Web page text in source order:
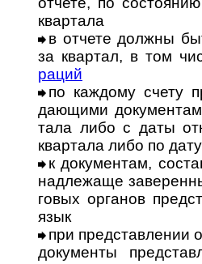
квар­тала
в отчете должны
за квар­тал, в том
раций
по каждому счету
даю­щими
тала либо с даты
квар­тала либо по
к документам,
над­ле­жаще
го­вых орга­нов
язык
при представлении
доку­менты